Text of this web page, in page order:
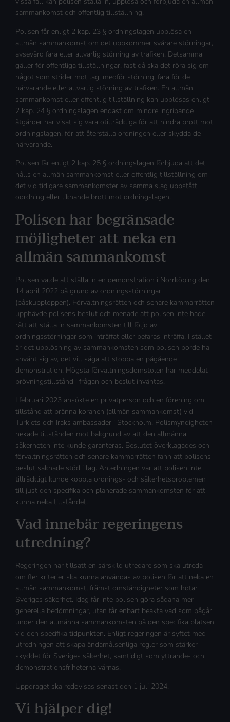
sammankomst och offentlig tillställning.
Polisen får enligt 2 kap. 23 § ordningslagen upplösa en
allmän sammankomst om det uppkommer svårare störningar,
avsevärd fara eller allvarlig störning av trafiken. Detsamma
gäller för offentliga tillställningar, fast då ska det röra sig om
något som strider mot lag, medför störning, fara för de
närvarande eller allvarlig störning av trafiken. En allmän
sammankomst eller offentlig tillställning kan upplösas enligt
2 kap. 24 § ordningslagen endast om mindre ingripande
åtgärder har visat sig vara otillräckliga för att hindra brott mot
ordningslagen, för att återställa ordningen eller skydda de
närvarande.
Polisen får enligt 2 kap. 25 § ordningslagen förbjuda att det
hålls en allmän sammankomst eller offentlig tillställning om
det vid tidigare sammankomster av samma slag uppstått
oordning eller liknande brott mot ordningslagen.
Polisen har begränsade
möjligheter att neka en
allmän sammankomst
Polisen valde att ställa in en demonstration i Norrköping den
14 april 2022 på grund av ordningsstörningar
(påskupploppen). Förvaltningsrätten och senare kammarrätten
upphävde polisens beslut och menade att polisen inte hade
rätt att ställa in sammankomsten till följd av
ordningsstörningar som inträffat eller befaras inträffa. I stället
är det upplösning av sammankomsten som polisen borde ha
använt sig av, det vill säga att stoppa en pågående
demonstration. Högsta förvaltningsdomstolen har meddelat
prövningstillstånd i frågan och beslut inväntas.
I februari 2023 ansökte en privatperson och en förening om
tillstånd att bränna koranen (allmän sammankomst) vid
Turkiets och Iraks ambassader i Stockholm. Polismyndigheten
nekade tillstånden mot bakgrund av att den allmänna
säkerheten inte kunde garanteras. Beslutet överklagades och
förvaltningsrätten och senare kammarrätten fann att polisens
beslut saknade stöd i lag. Anledningen var att polisen inte
tillräckligt kunde koppla ordnings- och säkerhetsproblemen
till just den specifika och planerade sammankomsten för att
kunna neka tillståndet.
Vad innebär regeringens
utredning?
Regeringen har tillsatt en särskild utredare som ska utreda
om fler kriterier ska kunna användas av polisen för att neka en
allmän sammankomst, främst omständigheter som hotar
Sveriges säkerhet. Idag får inte polisen göra sådana mer
generella bedömningar, utan får enbart beakta vad som pågår
under den allmänna sammankomsten på den specifika platsen
vid den specifika tidpunkten. Enligt regeringen är syftet med
utredningen att skapa ändamålsenliga regler som stärker
skyddet för Sveriges säkerhet, samtidigt som yttrande- och
demonstrationsfriheterna värnas.
Uppdraget ska redovisas senast den 1 juli 2024.
Vi hjälper dig!